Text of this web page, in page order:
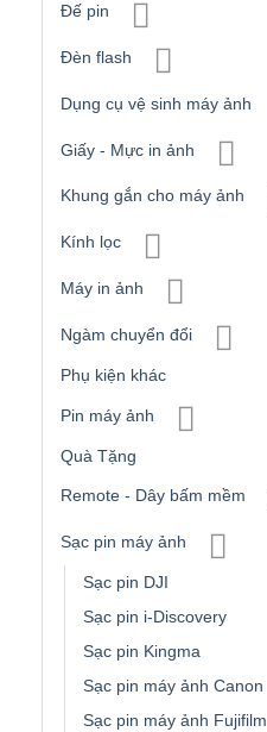
Đế pin
Đèn flash
Dụng cụ vệ sinh máy ảnh
Giấy - Mực in ảnh
Khung gắn cho máy ảnh
Kính lọc
Máy in ảnh
Ngàm chuyển đổi
Phụ kiện khác
Pin máy ảnh
Quà Tặng
Remote - Dây bấm mềm
Sạc pin máy ảnh
Sạc pin DJI
Sạc pin i-Discovery
Sạc pin Kingma
Sạc pin máy ảnh Canon
Sạc pin máy ảnh Fujifilm